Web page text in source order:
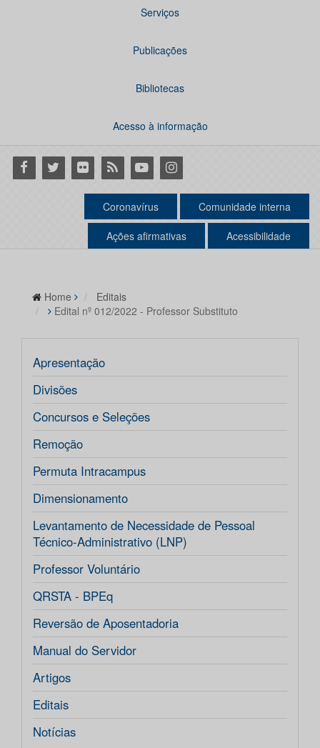
Serviços
Publicações
Bibliotecas
Acesso à informação
Facebook
Twitter Flickr RSS YoutubeInstagram
Coronavírus Comunidade interna
Ações afirmativas Acessibilidade
Home
Editais
Edital nº 012/2022 - Professor Substituto
Apresentação
Divisões
Concursos e Seleções
Remoção
Permuta Intracampus
Dimensionamento
Levantamento de Necessidade de Pessoal
Técnico-Administrativo (LNP)
Professor Voluntário
QRSTA - BPEq
Reversão de Aposentadoria
Manual do Servidor
Artigos
Editais
Notícias